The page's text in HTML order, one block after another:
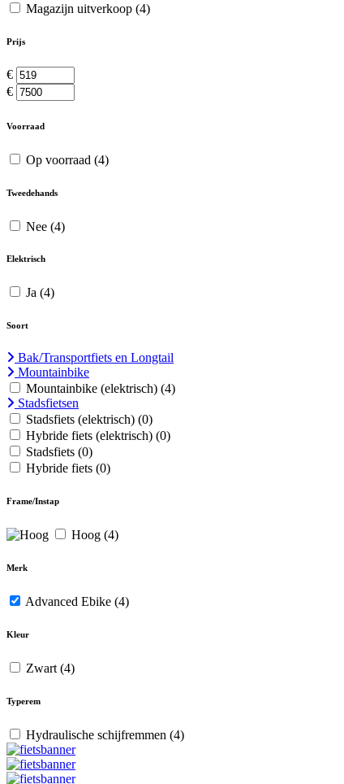
Magazijn uitverkoop (4)
Prijs
€
€
Voorraad
Op voorraad (4)
Tweedehands
Nee (4)
Elektrisch
Ja (4)
Soort
Bak/Transportfiets en Longtail
Mountainbike
Mountainbike (elektrisch) (4)
Stadsfietsen
Stadsfiets (elektrisch) (0)
Hybride fiets (elektrisch) (0)
Stadsfiets (0)
Hybride fiets (0)
Frame/Instap
Hoog (4)
Merk
Advanced Ebike (4)
Kleur
Zwart (4)
Typerem
Hydraulische schijfremmen (4)